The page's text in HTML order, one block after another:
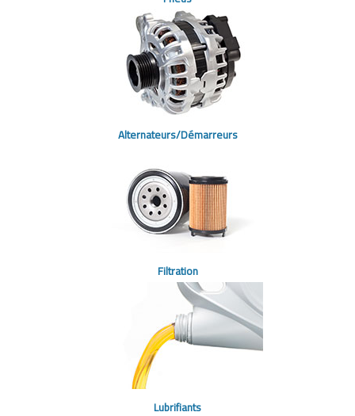
Alternateurs/Démarreurs
Filtration
Lubrifiants